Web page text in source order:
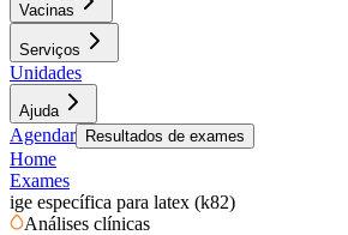
Vacinas
Serviços
Unidades
Ajuda
Agendar Resultados de exames
Home
Exames
ige específica para latex (k82)
Análises clínicas